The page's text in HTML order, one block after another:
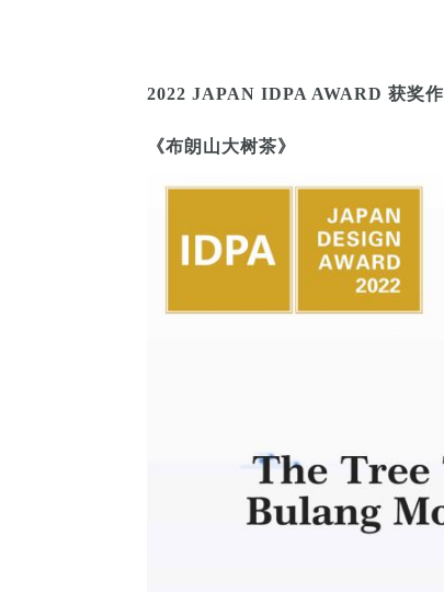
2022 JAPAN IDPA AWARD 获奖
《布朗山大树茶》